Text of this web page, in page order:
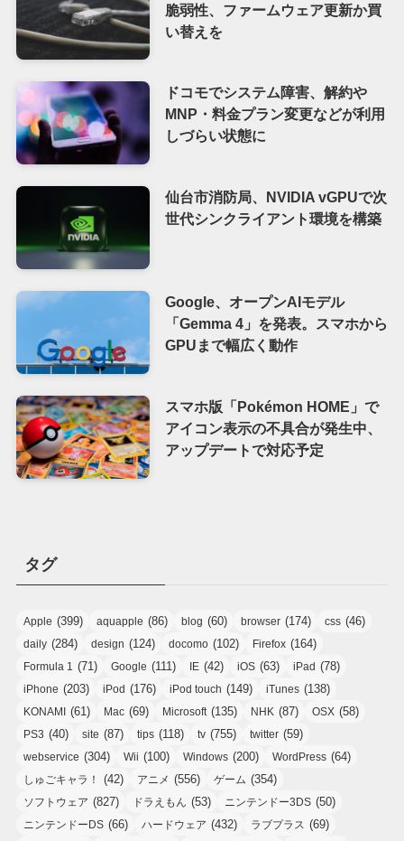
脆弱性、ファームウェア更新か買
い替えを
ドコモでシステム障害、解約や
MNP・料金プラン変更などが利用
しづらい状態に
仙台市消防局、NVIDIA vGPUで次
世代シンクライアント環境を構築
Google、オープンAIモデル
「Gemma 4」を発表。スマホから
GPUまで幅広く動作
スマホ版「Pokémon HOME」で
アイコン表示の不具合が発生中、
アップデートで対応予定
タグ
Apple (399) aquapple (86) blog (60) browser (174) css (46)
daily (284) design (124) docomo (102) Firefox (164)
Formula 1 (71) Google (111) IE (42) iOS (63) iPad (78)
iPhone (203) iPod (176) iPod touch (149) iTunes (138)
KONAMI (61) Mac (69) Microsoft(135) NHK (87) OSX (58)
PS3 (40) site (87) tips (118) tv (755) twitter (59)
webservice (304) Wii (100) Windows (200) WordPress (64)
しゅごキャラ！ (42) アニメ (556) ゲーム (354)
ソフトウェア (827) ドラえもん (53) ニンテンドー3DS (50)
ニンテンドーDS (66) ハードウェア (432) ラブプラス (69)